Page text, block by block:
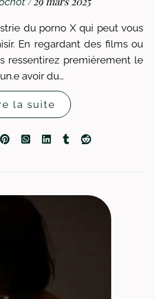
En regardant des films ou
ressentirez premièrement le
avoir du…
la suite